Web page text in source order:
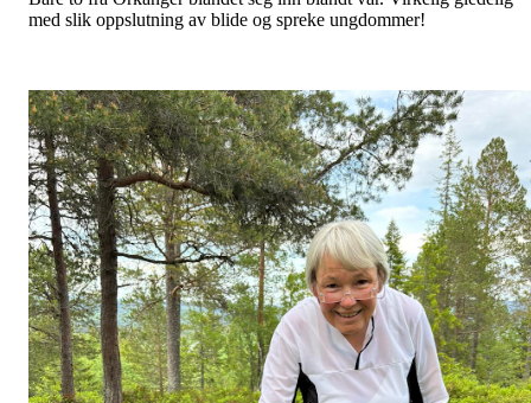
med slik oppslutning av blide og spreke ungdommer!